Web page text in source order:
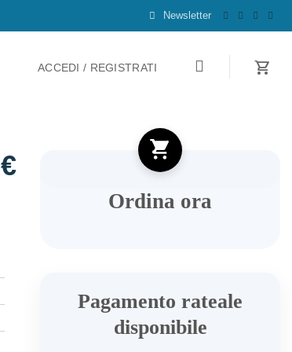
Newsletter
ACCEDI / REGISTRATI
€
Ordina ora
Pagamento rateale
disponibile